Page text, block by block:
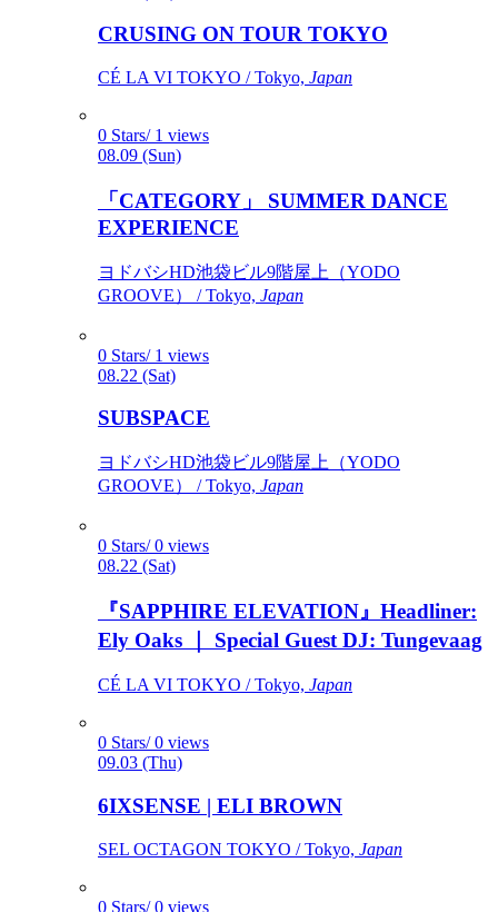
CRUSING ON TOUR TOKYO
CÉ LA VI TOKYO / Tokyo, Japan
0 Stars/ 1 views
08.09 (Sun)
「CATEGORY」 SUMMER DANCE
EXPERIENCE
ヨドバシHD池袋ビル9階屋上（YODO
GROOVE） / Tokyo, Japan
0 Stars/ 1 views
08.22 (Sat)
SUBSPACE
ヨドバシHD池袋ビル9階屋上（YODO
GROOVE） / Tokyo, Japan
0 Stars/ 0 views
08.22 (Sat)
『SAPPHIRE ELEVATION』Headliner:
Ely Oaks ｜ Special Guest DJ: Tungevaag
CÉ LA VI TOKYO / Tokyo, Japan
0 Stars/ 0 views
09.03 (Thu)
6IXSENSE | ELI BROWN
SEL OCTAGON TOKYO / Tokyo, Japan
0 Stars/ 0 views